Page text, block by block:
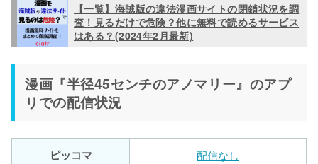
【一覧】海賊版の違法漫画サイトの閉鎖状況を調
査！見るだけで危険？他に無料で読めるサービス
はある？(2024年2月最新)
漫画『半径45センチのアノマリー』のアプ
リでの配信状況
ピッコマ 配信なし